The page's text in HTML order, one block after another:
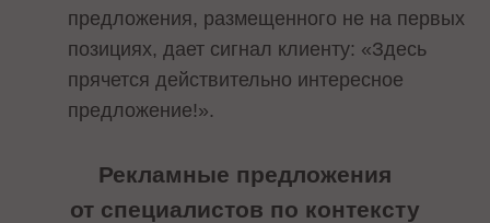
предложения, размещенного не на первых
позициях, дает сигнал клиенту: «Здесь
прячется действительно интересное
предложение!».
Рекламные предложения
от специалистов по контексту